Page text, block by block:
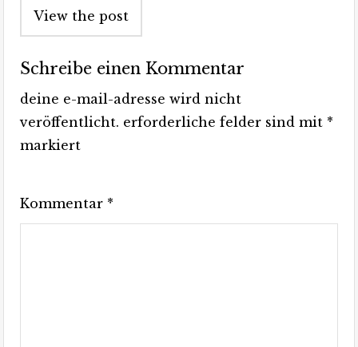
navigation
View the post
Schreibe einen Kommentar
deine e-mail-adresse wird nicht
veröffentlicht. erforderliche felder sind mit *
markiert
Kommentar *